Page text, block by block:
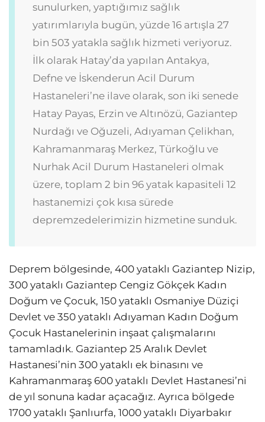
sunulurken, yaptığımız sağlık
yatırımlarıyla bugün, yüzde 16 artışla 27
bin 503 yatakla sağlık hizmeti veriyoruz.
İlk olarak Hatay’da yapılan Antakya,
Defne ve İskenderun Acil Durum
Hastaneleri’ne ilave olarak, son iki senede
Hatay Payas, Erzin ve Altınözü, Gaziantep
Nurdağı ve Oğuzeli, Adıyaman Çelikhan,
Kahramanmaraş Merkez, Türkoğlu ve
Nurhak Acil Durum Hastaneleri olmak
üzere, toplam 2 bin 96 yatak kapasiteli 12
hastanemizi çok kısa sürede
depremzedelerimizin hizmetine sunduk.
Deprem bölgesinde, 400 yataklı Gaziantep Nizip,
300 yataklı Gaziantep Cengiz Gökçek Kadın
Doğum ve Çocuk, 150 yataklı Osmaniye Düziçi
Devlet ve 350 yataklı Adıyaman Kadın Doğum
Çocuk Hastanelerinin inşaat çalışmalarını
tamamladık. Gaziantep 25 Aralık Devlet
Hastanesi’nin 300 yataklı ek binasını ve
Kahramanmaraş 600 yataklı Devlet Hastanesi’ni
de yıl sonuna kadar açacağız. Ayrıca bölgede
1700 yataklı Şanlıurfa, 1000 yataklı Diyarbakır